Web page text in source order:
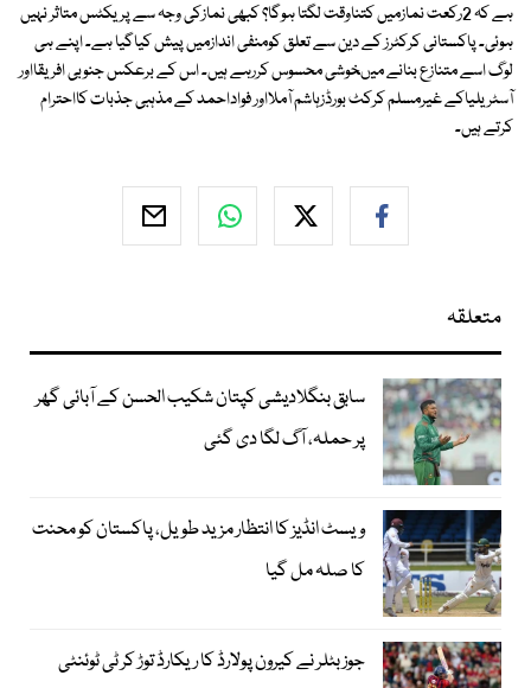
ہے کہ 2رکعت نمازمیں کتناوقت لگتا ہوگا؟ کبھی نمازکی وجہ سے پریکٹس متاثر نہیں
ہوئی۔ پاکستانی کرکٹرز کے دین سے تعلق کومنفی اندازمیں پیش کیاگیا ہے۔ اپنے ہی
لوگ اسے متنازع بنانے میںخوشی محسوس کررہے ہیں۔ اس کے برعکس جنوبی افریقااور
آسٹریلیاکے غیرمسلم کرکٹ بورڈزہاشم آملااور فواداحمد کے مذہبی جذبات کااحترام
کرتے ہیں۔
متعلقہ
سابق بنگلادیشی کپتان شکیب الحسن کے آبائی گھر
پر حملہ، آگ لگا دی گئی
ویسٹ انڈیز کا انتظار مزید طویل، پاکستان کو محنت
کا صلہ مل گیا
جوز بٹلر نے کیرون پولارڈ کا ریکارڈ توڑ کر ٹی ٹوئنٹی